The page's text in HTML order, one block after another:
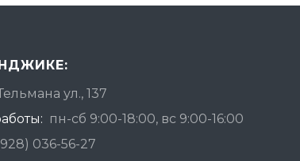
ул., 137
пн-сб 9:00-18:00, вс 9:00-16:00
036-56-27